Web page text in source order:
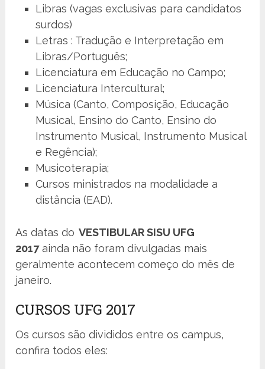
Libras (vagas exclusivas para candidatos
surdos)
Letras : Tradução e Interpretação em
Libras/Português;
Licenciatura em Educação no Campo;
Licenciatura Intercultural;
Música (Canto, Composição, Educação
Musical, Ensino do Canto, Ensino do
Instrumento Musical, Instrumento Musical
e Regência);
Musicoterapia;
Cursos ministrados na modalidade a
distância (EAD).
As datas do VESTIBULAR SISU UFG
2017ainda não foram divulgadas mais
geralmente acontecem começo do mês de
janeiro.
CURSOS UFG 2017
Os cursos são divididos entre os campus,
confira todos eles: